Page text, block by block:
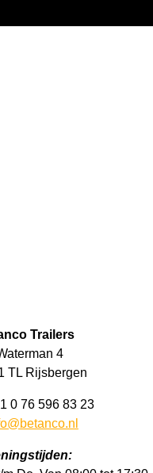
Trailers
4
TL Rijsbergen
0 76 596 83 23